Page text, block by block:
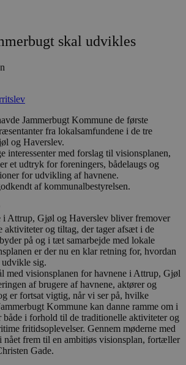
skal udvikles
Jammerbugt Kommune de første
fra lokalsamfundene i de tre
og Haverslev.
interessenter med forslag til visionsplanen,
et udtryk for foreningers, bådelaugs og
for udvikling af havnene.
af kommunalbestyrelsen.
Attrup, Gjøl og Haverslev bliver fremover
aktiviteter og tiltag, der tager afsæt i de
på og i tæt samarbejde med lokale
er der nu en klar retning for, hvordan
udvikle sig.
med visionsplanen for havnene i Attrup, Gjøl
af brugere af havnene, aktører og
er fortsat vigtig, når vi ser på, hvilke
Kommune kan danne ramme om i
i forhold til de traditionelle aktiviteter og
fritidsoplevelser. Gennem møderne med
nået frem til en ambitiøs visionsplan, fortæller
Gade.